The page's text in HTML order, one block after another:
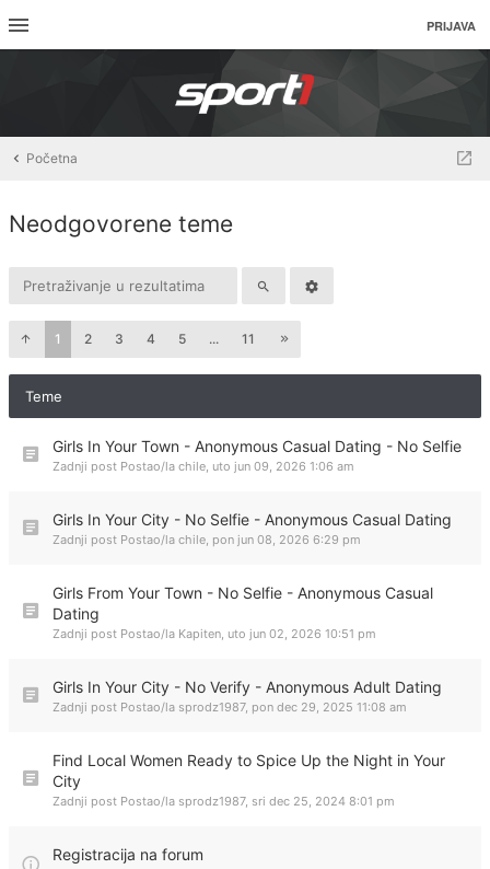
PRIJAVA
Početna
Neodgovorene teme
1 2 3 4 5 ... 11
Teme
Girls In Your Town - Anonymous Casual Dating - No Selfie
Zadnji post Postao/la chile, uto jun 09, 2026 1:06 am
Girls In Your City - No Selfie - Anonymous Casual Dating
Zadnji post Postao/la chile, pon jun 08, 2026 6:29 pm
Girls From Your Town - No Selfie - Anonymous Casual
Dating
Zadnji post Postao/la Kapiten, uto jun 02, 2026 10:51 pm
Girls In Your City - No Verify - Anonymous Adult Dating
Zadnji post Postao/la sprodz1987, pon dec 29, 2025 11:08 am
Find Local Women Ready to Spice Up the Night in Your
City
Zadnji post Postao/la sprodz1987, sri dec 25, 2024 8:01 pm
Registracija na forum